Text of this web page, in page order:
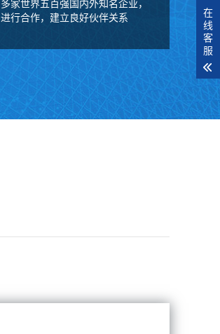
进行合作，建立良好伙伴关系
在
线
客
服